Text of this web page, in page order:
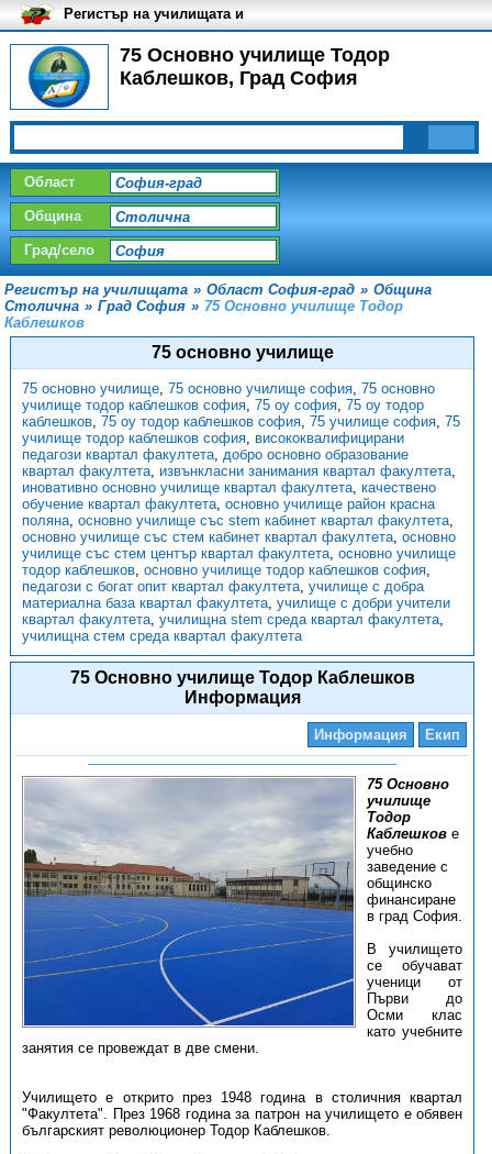
75 Основно училище Тодор
Каблешков, Град София
Регистър на училищата и
университетите в България
Област
Община
Град/село
Регистър на училищата » Област София-град » Община
Столична » Град София » 75 Основно училище Тодор
Каблешков
75 основно училище
75 основно училище, 75 основно училище софия, 75 основно
училище тодор каблешков софия, 75 оу софия, 75 оу тодор
каблешков, 75 оу тодор каблешков софия, 75 училище софия, 75
училище тодор каблешков софия, висококвалифицирани
педагози квартал факултета, добро основно образование
квартал факултета, извънкласни занимания квартал факултета,
иновативно основно училище квартал факултета, качествено
обучение квартал факултета, основно училище район красна
поляна, основно училище със stem кабинет квартал факултета,
основно училище със стем кабинет квартал факултета, основно
училище със стем център квартал факултета, основно училище
тодор каблешков, основно училище тодор каблешков софия,
педагози с богат опит квартал факултета, училище с добра
материална база квартал факултета, училище с добри учители
квартал факултета, училищна stem среда квартал факултета,
училищна стем среда квартал факултета
75 Основно училище Тодор Каблешков
Информация
Информация Екип
75 Основно
училище
Тодор
Каблешкове
учебно
заведение с
общинско
финансиране
в град София.
В училището
се обучават
ученици от
Първи до
Осми клас
като учебните
занятия се провеждат в две смени.
Училището е открито през 1948 година в столичния квартал
"Факултета". През 1968 година за патрон на училището е обявен
българският революционер Тодор Каблешков.